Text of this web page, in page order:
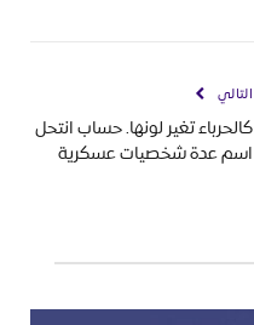
التالي
كالحرباء تغير لونها. حساب انتحل
اسم عدة شخصيات عسكرية